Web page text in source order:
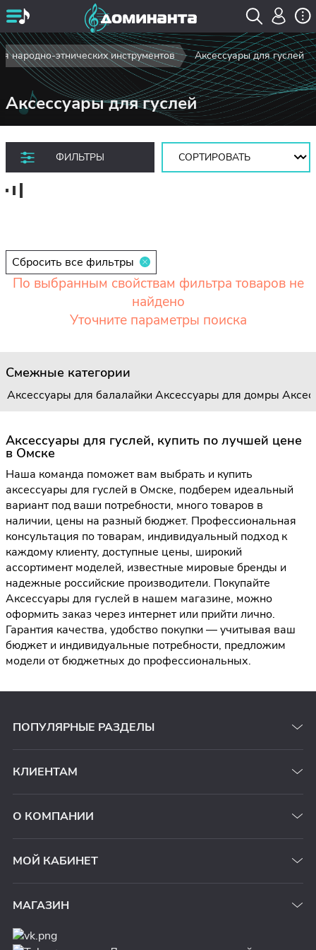
народно-этнических инструментов Аксессуары для гуслей
Аксессуары для гуслей
ФИЛЬТРЫ
Сортировать:
Сбросить все фильтры
По выбранным свойствам фильтра товаров не
найдено
Уточните параметры поиска
Смежные категории
Аксессуары для балалайки Аксессуары для домры
Аксессуары для гуслей, купить по лучшей цене
в Омске
Наша команда поможет вам выбрать и купить
аксессуары для гуслей в Омске, подберем идеальный
вариант под ваши потребности, много товаров в
наличии, цены на разный бюджет. Профессиональная
консультация по товарам, индивидуальный подход к
каждому клиенту, доступные цены, широкий
ассортимент моделей, известные мировые бренды и
надежные российские производители. Покупайте
Аксессуары для гуслей в нашем магазине, можно
оформить заказ через интернет или прийти лично.
Гарантия качества, удобство покупки — учитывая ваш
бюджет и индивидуальные потребности, предложим
модели от бюджетных до профессиональных.
ПОПУЛЯРНЫЕ РАЗДЕЛЫ
КЛИЕНТАМ
О КОМПАНИИ
МОЙ КАБИНЕТ
МАГАЗИН